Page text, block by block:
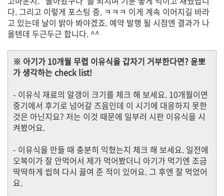
다. 그리고 이렇게 포스팅 중. ㅋㅋㅋ 이게 계속 이어지길 바라
고 있는데 날이 밝아 봐야겠죠. 예약 발행 될 시점엔 결과가 나
올텐데 두근두근 합니다. ^^
※ 아기가 10개월 무렵 이유식을 갑자기 거부한다면? 윤뽀
가 생각하는 check list!
- 이유식 재료의 알갱이 크기를 체크 해 보세요. 10개월이면
중기에서 후기로 넘어갈 즈음인데 이 시기에 대응하지 못한
것은 아닌지요? 저는 이것 때문에 일부러 시판 이유식을 시
켜봤어요.
- 이유식을 만들 때 충분히 익혔는지 체크 해 보세요. 일전에
오복이가 잘 안먹어서 제가 먹어봤더니 아기가 먹기엔 조금
딱딱하게 씹혀 다시 끓여 준 적이 있어요. 그 후엔 잘 먹었어
요.